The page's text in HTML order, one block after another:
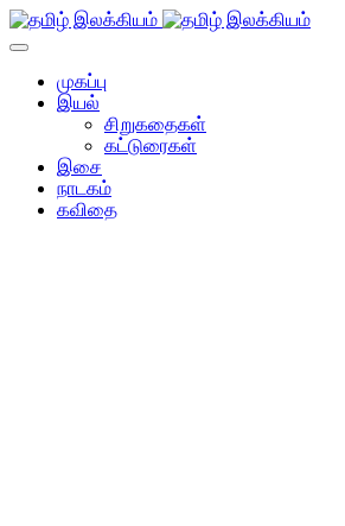
முகப்பு
இயல்
சிறுகதைகள்
கட்டுரைகள்
இசை
நாடகம்
கவிதை